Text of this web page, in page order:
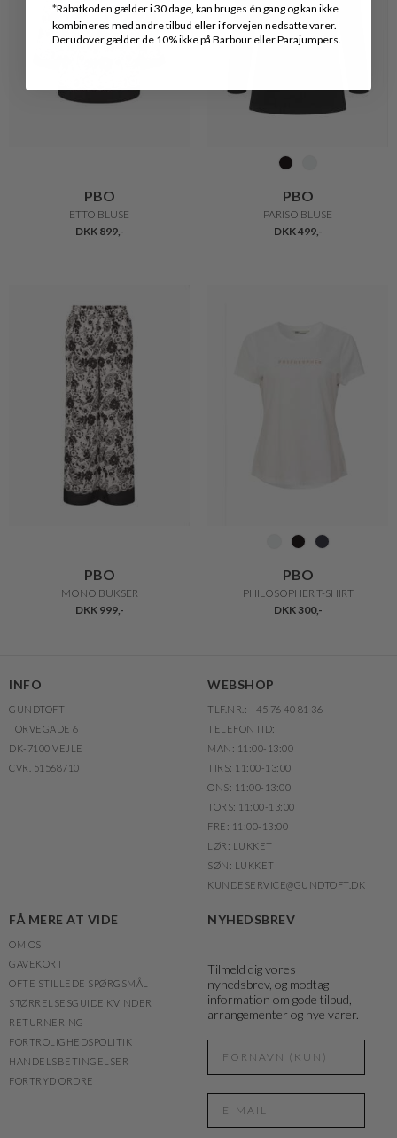
PBO
ETTO BLUSE
DKK 899,-
PBO
PARISO BLUSE
DKK 499,-
PBO
MONO BUKSER
DKK 999,-
PBO
PHILOSOPHER T-SHIRT
DKK 300,-
INFO
GUNDTOFT
TORVEGADE 6
DK-7100 VEJLE
CVR. 51568710
WEBSHOP
TLF.NR.: +45 76 40 81 36
TELEFONTID:
MAN: 11:00-13:00
TIRS: 11:00-13:00
ONS: 11:00-13:00
TORS: 11:00-13:00
FRE: 11:00-13:00
LØR: LUKKET
SØN: LUKKET
KUNDESERVICE@GUNDTOFT.DK
FÅ MERE AT VIDE
OM OS
GAVEKORT
OFTE STILLEDE SPØRGSMÅL
STØRRELSESGUIDE KVINDER
RETURNERING
FORTROLIGHEDSPOLITIK
HANDELSBETINGELSER
FORTRYD ORDRE
NYHEDSBREV
Tilmeld dig vores
nyhedsbrev, og modtag
information om gode tilbud,
arrangementer og nye varer.
*Rabatkoden gælder i 30 dage, kan bruges én gang og kan ikke
kombineres med andre tilbud eller i forvejen nedsatte varer.
Derudover gælder de 10% ikke på Barbour eller Parajumpers.